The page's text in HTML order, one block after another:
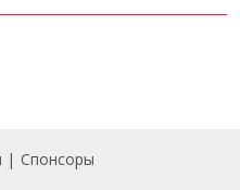
Спонсоры